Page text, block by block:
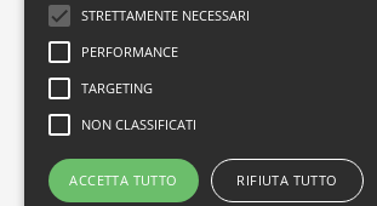
STRETTAMENTE NECESSARI
PERFORMANCE
TARGETING
NON CLASSIFICATI
ACCETTA TUTTO RIFIUTA TUTTO